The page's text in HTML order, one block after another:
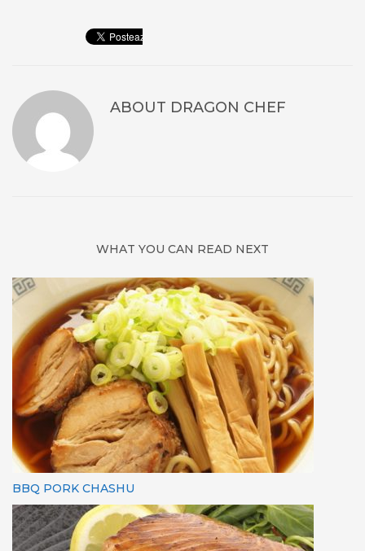
ABOUT DRAGON CHEF
WHAT YOU CAN READ NEXT
BBQ PORK CHASHU